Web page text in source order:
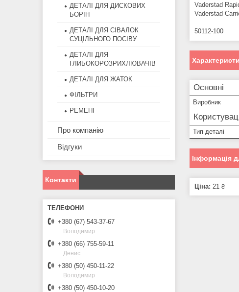
Vaderstad
Vaderstad
50112-100
Основні
Виробник
Тип деталі
Інформація
Ціна: 21 ₴
ДЕТАЛІ ДЛЯ ДИСКОВИХ
БОРІН
ДЕТАЛІ ДЛЯ СІВАЛОК
СУЦІЛЬНОГО ПОСІВУ
ДЕТАЛІ ДЛЯ
ГЛИБОКОРОЗРИХЛЮВАЧІВ
ДЕТАЛІ ДЛЯ ЖАТОК
ФІЛЬТРИ
РЕМЕНІ
Про компанію
Відгуки
Контакти
+380 (67) 543-37-67
Володимир
+380 (66) 755-59-11
Денис
+380 (50) 450-11-22
Володимир
+380 (50) 450-10-20